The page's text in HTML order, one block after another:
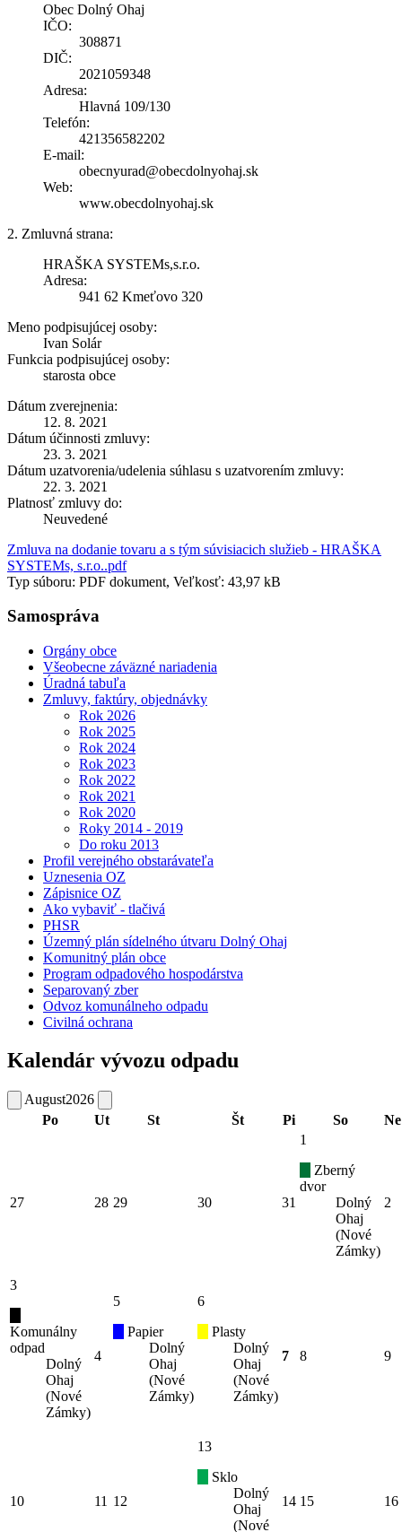
Obec Dolný Ohaj
IČO:
308871
DIČ:
2021059348
Adresa:
Hlavná 109/130
Telefón:
421356582202
E-mail:
obecnyurad@obecdolnyohaj.sk
Web:
www.obecdolnyohaj.sk
2. Zmluvná strana:
HRAŠKA SYSTEMs,s.r.o.
Adresa:
941 62 Kmeťovo 320
Meno podpisujúcej osoby:
Ivan Solár
Funkcia podpisujúcej osoby:
starosta obce
Dátum zverejnenia:
12. 8. 2021
Dátum účinnosti zmluvy:
23. 3. 2021
Dátum uzatvorenia/udelenia súhlasu s uzatvorením zmluvy:
22. 3. 2021
Platnosť zmluvy do:
Neuvedené
Zmluva na dodanie tovaru a s tým súvisiacich služieb - HRAŠKA
SYSTEMs, s.r.o..pdf
Typ súboru: PDF dokument, Veľkosť: 43,97 kB
Samospráva
Orgány obce
Všeobecne záväzné nariadenia
Úradná tabuľa
Zmluvy, faktúry, objednávky
Rok 2026
Rok 2025
Rok 2024
Rok 2023
Rok 2022
Rok 2021
Rok 2020
Roky 2014 - 2019
Do roku 2013
Profil verejného obstarávateľa
Uznesenia OZ
Zápisnice OZ
Ako vybaviť - tlačivá
PHSR
Územný plán sídelného útvaru Dolný Ohaj
Komunitný plán obce
Program odpadového hospodárstva
Separovaný zber
Odvoz komunálneho odpadu
Civilná ochrana
Kalendár vývozu odpadu
August2026
Po
Ut St Št Pi So Ne
27 28 29 30 31
1
Zberný
dvor
Dolný
Ohaj
(Nové
Zámky)
2
3
Komunálny
odpad
Dolný
Ohaj
(Nové
Zámky)
4
5
Papier
Dolný
Ohaj
(Nové
Zámky)
6
Plasty
Dolný
Ohaj
(Nové
Zámky)
7 8 9
10 11 12
13
Sklo
Dolný
Ohaj
(Nové
14 15 16